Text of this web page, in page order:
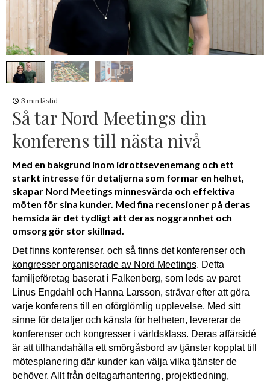
3 min lästid
Så tar Nord Meetings din
konferens till nästa nivå
Med en bakgrund inom idrottsevenemang och ett
starkt intresse för detaljerna som formar en helhet,
skapar Nord Meetings minnesvärda och effektiva
möten för sina kunder. Med fina recensioner på deras
hemsida är det tydligt att deras noggrannhet och
omsorg gör stor skillnad.
Det finns konferenser, och så finns det konferenser och
kongresser organiserade av Nord Meetings. Detta
familjeföretag baserat i Falkenberg, som leds av paret
Linus Engdahl och Hanna Larsson, strävar efter att göra
varje konferens till en oförglömlig upplevelse. Med sitt
sinne för detaljer och känsla för helheten, levererar de
konferenser och kongresser i världsklass. Deras affärsidé
är att tillhandahålla ett smörgåsbord av tjänster kopplat till
mötesplanering där kunder kan välja vilka tjänster de
behöver. Allt från deltagarhantering, projektledning,